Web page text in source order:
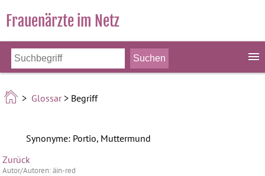
Frauenärzte im Netz
> Glossar> Begriff
Synonyme: Portio, Muttermund
Zurück
Autor/Autoren: äin-red